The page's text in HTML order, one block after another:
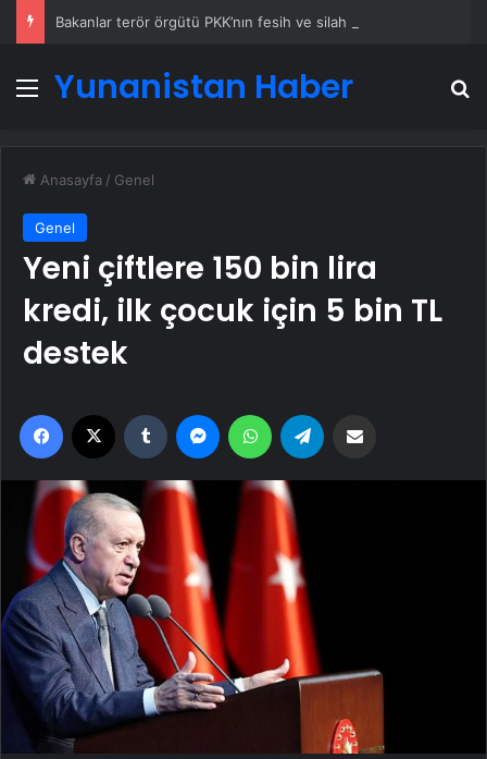
Menü
Yunanistan Haber
Anasayfa / Genel
Genel
Yeni çiftlere 150 bin lira
kredi, ilk çocuk için 5 bin TL
destek
Facebook Tumblr MessengerWhatsApp